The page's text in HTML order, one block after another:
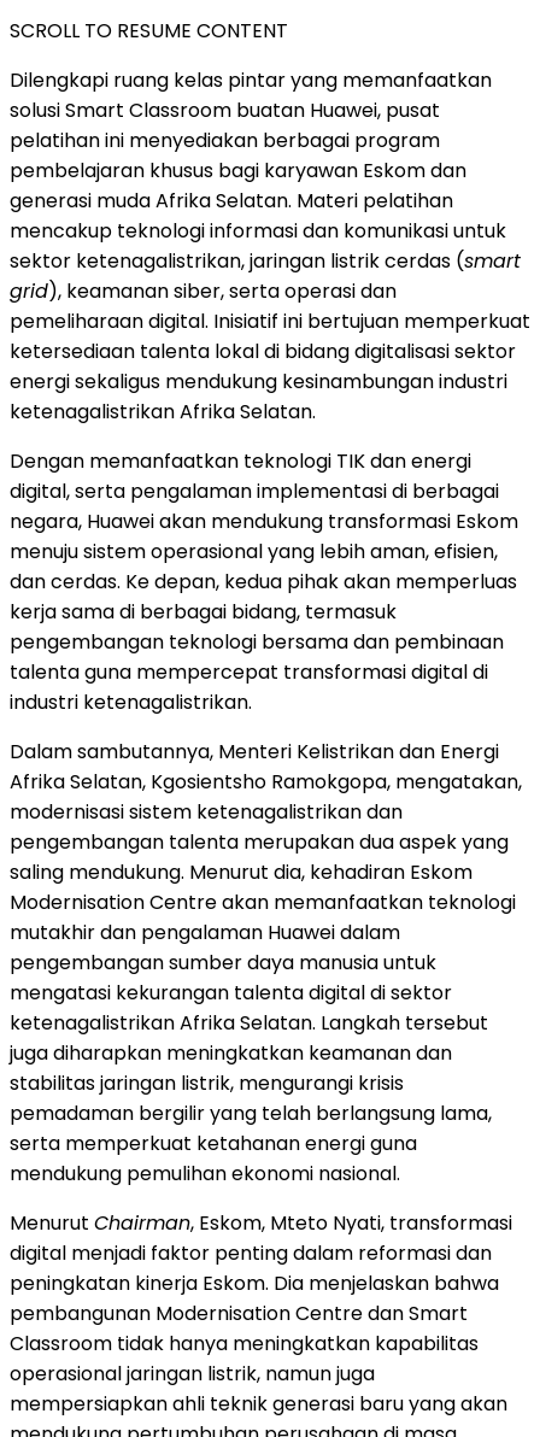
SCROLL TO RESUME CONTENT
Dilengkapi ruang kelas pintar yang memanfaatkan
solusi Smart Classroom buatan Huawei, pusat
pelatihan ini menyediakan berbagai program
pembelajaran khusus bagi karyawan Eskom dan
generasi muda Afrika Selatan. Materi pelatihan
mencakup teknologi informasi dan komunikasi untuk
sektor ketenagalistrikan, jaringan listrik cerdas (smart
grid), keamanan siber, serta operasi dan
pemeliharaan digital. Inisiatif ini bertujuan memperkuat
ketersediaan talenta lokal di bidang digitalisasi sektor
energi sekaligus mendukung kesinambungan industri
ketenagalistrikan Afrika Selatan.
Dengan memanfaatkan teknologi TIK dan energi
digital, serta pengalaman implementasi di berbagai
negara, Huawei akan mendukung transformasi Eskom
menuju sistem operasional yang lebih aman, efisien,
dan cerdas. Ke depan, kedua pihak akan memperluas
kerja sama di berbagai bidang, termasuk
pengembangan teknologi bersama dan pembinaan
talenta guna mempercepat transformasi digital di
industri ketenagalistrikan.
Dalam sambutannya, Menteri Kelistrikan dan Energi
Afrika Selatan, Kgosientsho Ramokgopa, mengatakan,
modernisasi sistem ketenagalistrikan dan
pengembangan talenta merupakan dua aspek yang
saling mendukung. Menurut dia, kehadiran Eskom
Modernisation Centre akan memanfaatkan teknologi
mutakhir dan pengalaman Huawei dalam
pengembangan sumber daya manusia untuk
mengatasi kekurangan talenta digital di sektor
ketenagalistrikan Afrika Selatan. Langkah tersebut
juga diharapkan meningkatkan keamanan dan
stabilitas jaringan listrik, mengurangi krisis
pemadaman bergilir yang telah berlangsung lama,
serta memperkuat ketahanan energi guna
mendukung pemulihan ekonomi nasional.
Menurut Chairman, Eskom, Mteto Nyati, transformasi
digital menjadi faktor penting dalam reformasi dan
peningkatan kinerja Eskom. Dia menjelaskan bahwa
pembangunan Modernisation Centre dan Smart
Classroom tidak hanya meningkatkan kapabilitas
operasional jaringan listrik, namun juga
mempersiapkan ahli teknik generasi baru yang akan